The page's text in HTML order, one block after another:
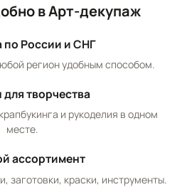
в Арт-декупаж
по России и СНГ
регион удобным способом.
творчества
и рукоделия в одном
месте.
ассортимент
заготовки, краски, инструменты.